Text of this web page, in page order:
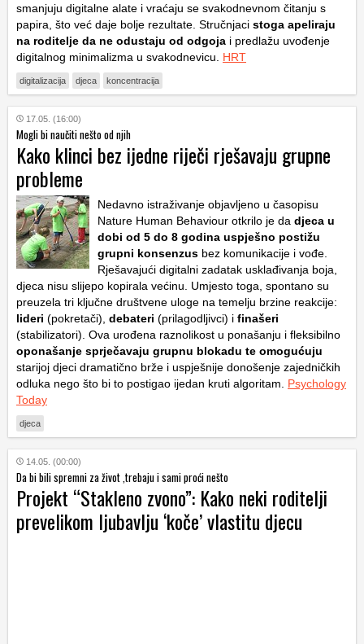
smanjuju digitalne alate i vraćaju se svakodnevnom čitanju s
papira, što već daje bolje rezultate. Stručnjaci stoga apeliraju
na roditelje da ne odustaju od odgoja i predlažu uvođenje
digitalnog minimalizma u svakodnevicu. HRT
digitalizacija djeca koncentracija
17.05. (16:00)
Mogli bi naučiti nešto od njih
Kako klinci bez ijedne riječi rješavaju grupne
probleme
Nedavno istraživanje objavljeno u časopisu
Nature Human Behaviour otkrilo je da djeca u
dobi od 5 do 8 godina uspješno postižu
grupni konsenzus bez komunikacije i vođe.
Rješavajući digitalni zadatak usklađivanja boja,
djeca nisu slijepo kopirala većinu. Umjesto toga, spontano su
preuzela tri ključne društvene uloge na temelju brzine reakcije:
lideri (pokretači), debateri (prilagodljivci) i finašeri
(stabilizatori). Ova urođena raznolikost u ponašanju i fleksibilno
oponašanje sprječavaju grupnu blokadu te omogućuju
starijoj djeci dramatično brže i uspješnije donošenje zajedničkih
odluka nego što bi to postigao ijedan kruti algoritam. Psychology
Today
djeca
14.05. (00:00)
Da bi bili spremni za život ,trebaju i sami proći nešto
Projekt “Stakleno zvono”: Kako neki roditelji
prevelikom ljubavlju ‘koče’ vlastitu djecu